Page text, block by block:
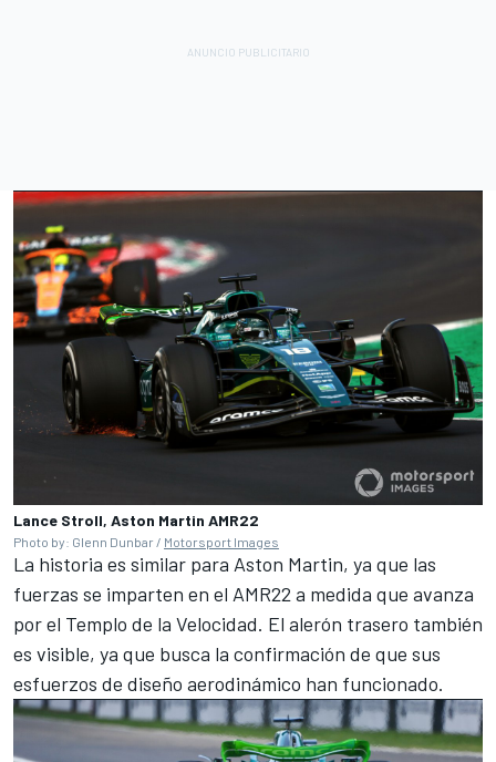
Lance Stroll, Aston Martin AMR22
Photo by: Glenn Dunbar / Motorsport Images
La historia es similar para Aston Martin, ya que las
fuerzas se imparten en el AMR22 a medida que avanza
por el Templo de la Velocidad. El alerón trasero también
es visible, ya que busca la confirmación de que sus
esfuerzos de diseño aerodinámico han funcionado.